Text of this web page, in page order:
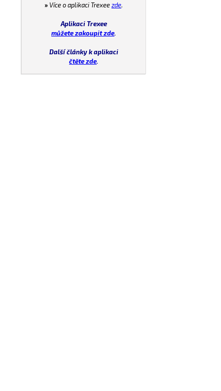
» Více o aplikaci Trexeezde.
Aplikaci Trexee
můžete zakoupit zde.
Další články k aplikaci
čtěte zde.